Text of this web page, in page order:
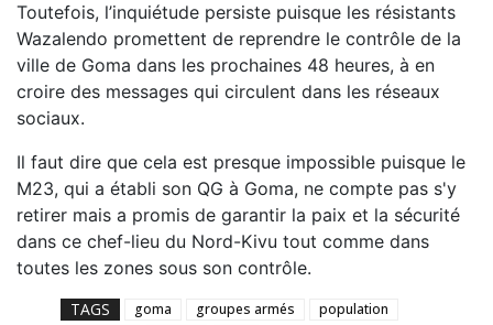
Toutefois, l’inquiétude persiste puisque les résistants
Wazalendo promettent de reprendre le contrôle de la
ville de Goma dans les prochaines 48 heures, à en
croire des messages qui circulent dans les réseaux
sociaux.
Il faut dire que cela est presque impossible puisque le
M23, qui a établi son QG à Goma, ne compte pas s'y
retirer mais a promis de garantir la paix et la sécurité
dans ce chef-lieu du Nord-Kivu tout comme dans
toutes les zones sous son contrôle.
TAGS goma groupes armés
population